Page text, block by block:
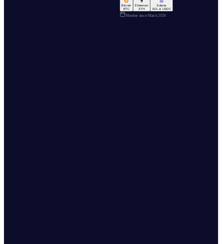
Bitcoin
BTC
Ethereum
ETH
Solana
SOL & USDC
Member sinceMarch 2026